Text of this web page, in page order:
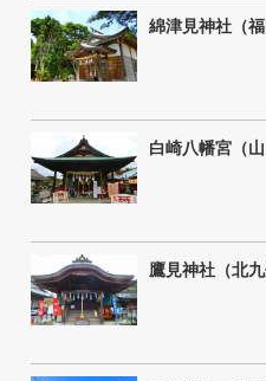
綿津見神社（福
白崎八幡宮（山
鷹見神社（北